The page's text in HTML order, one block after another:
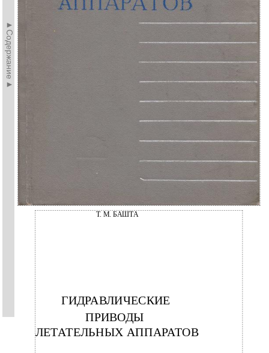
►Содержание►
Т. М. БАШТА
ГИДРАВЛИЧЕСКИЕ
ПРИВОДЫ
ЛЕТАТЕЛЬНЫХ АППАРАТОВ